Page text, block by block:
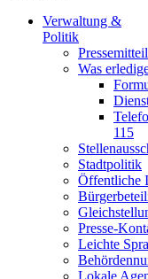
Verwaltung &
Politik
Was
115
Stadtpolitik
Öffentliche
Presse-
Leichte